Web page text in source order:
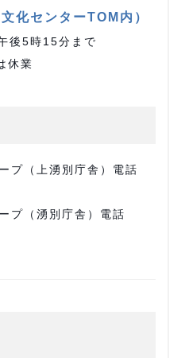
化センターTOM内）
後5時15分まで
休業
プ（上湧別庁舎）電話
プ（湧別庁舎）電話